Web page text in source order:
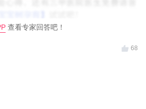
查看专家回答吧！
68